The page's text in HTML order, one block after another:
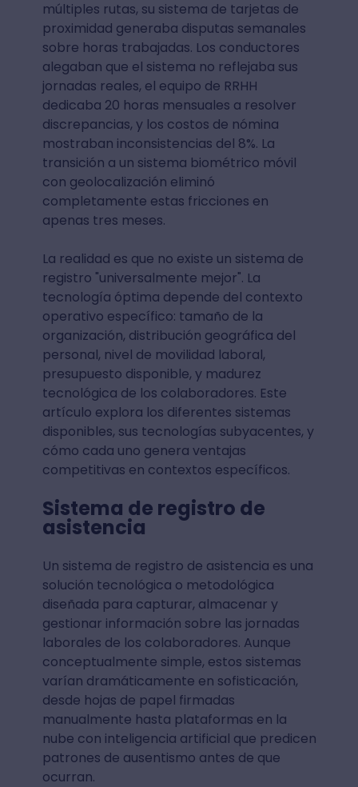
múltiples rutas, su sistema de tarjetas de
proximidad generaba disputas semanales
sobre horas trabajadas. Los conductores
alegaban que el sistema no reflejaba sus
jornadas reales, el equipo de RRHH
dedicaba 20 horas mensuales a resolver
discrepancias, y los costos de nómina
mostraban inconsistencias del 8%. La
transición a un sistema biométrico móvil
con geolocalización eliminó
completamente estas fricciones en
apenas tres meses.
La realidad es que no existe un sistema de
registro "universalmente mejor". La
tecnología óptima depende del contexto
operativo específico: tamaño de la
organización, distribución geográfica del
personal, nivel de movilidad laboral,
presupuesto disponible, y madurez
tecnológica de los colaboradores. Este
artículo explora los diferentes sistemas
disponibles, sus tecnologías subyacentes, y
cómo cada uno genera ventajas
competitivas en contextos específicos.
Sistema de registro de
asistencia
Un sistema de registro de asistencia es una
solución tecnológica o metodológica
diseñada para capturar, almacenar y
gestionar información sobre las jornadas
laborales de los colaboradores. Aunque
conceptualmente simple, estos sistemas
varían dramáticamente en sofisticación,
desde hojas de papel firmadas
manualmente hasta plataformas en la
nube con inteligencia artificial que predicen
patrones de ausentismo antes de que
ocurran.